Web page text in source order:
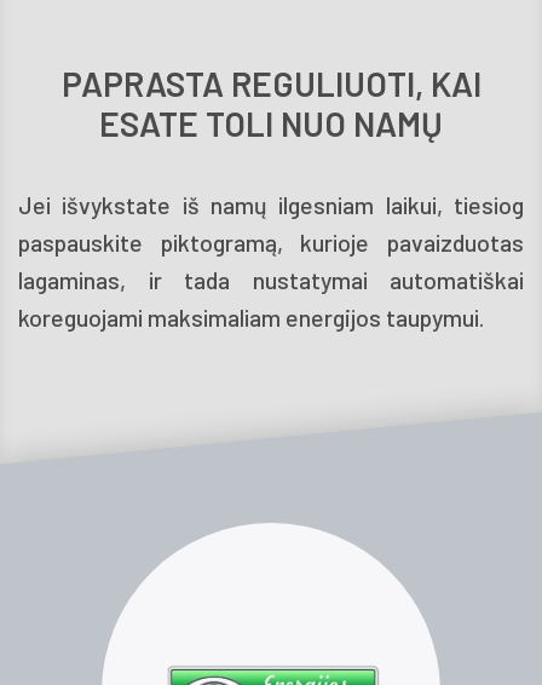
PAPRASTA REGULIUOTI, KAI
ESATE TOLI NUO NAMŲ
Jei išvykstate iš namų ilgesniam laikui, tiesiog
paspauskite piktogramą, kurioje pavaizduotas
lagaminas, ir tada nustatymai automatiškai
koreguojami maksimaliam energijos taupymui.